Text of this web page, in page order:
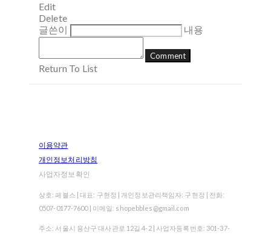
Edit
Delete
글쓴이
내용
Comment
Return To List
이용약관
개인정보처리방침
사업자정보확인
상호: 페블스 | 대표: 구현정 | 개인정보관리책임자: 구현정 | 전화:
0507-0177-7600 | 이메일: shopebbles@gmail.com
주소: 서울시 용산구 대사관로 12길 4-2 | 사업자등록번호: 301-37-